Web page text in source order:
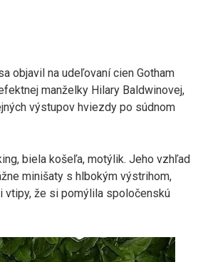
objavil na udeľovaní cien Gotham
manželky Hilary Baldwinovej,
výstupov hviezdy po súdnom
biela košeľa, motýlik. Jeho vzhľad
minišaty s hlbokým výstrihom,
vtipy, že si pomýlila spoločenskú